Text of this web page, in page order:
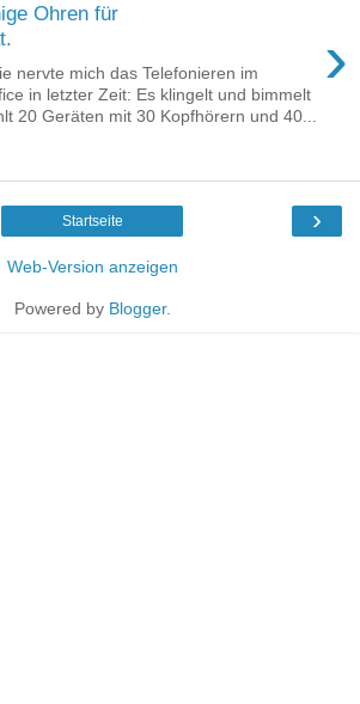
Ohren für
›
nervte mich das Telefonieren im
in letzter Zeit: Es klingelt und bimmelt
20 Geräten mit 30 Kopfhörern und 40...
›
Startseite
Web-Version anzeigen
Powered by Blogger.